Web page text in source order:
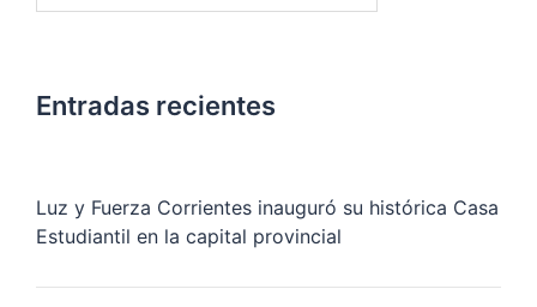
Entradas recientes
Luz y Fuerza Corrientes inauguró su histórica Casa
Estudiantil en la capital provincial